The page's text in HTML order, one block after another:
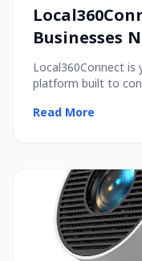
Businesses
Local360Connect is
platform built to
Read More